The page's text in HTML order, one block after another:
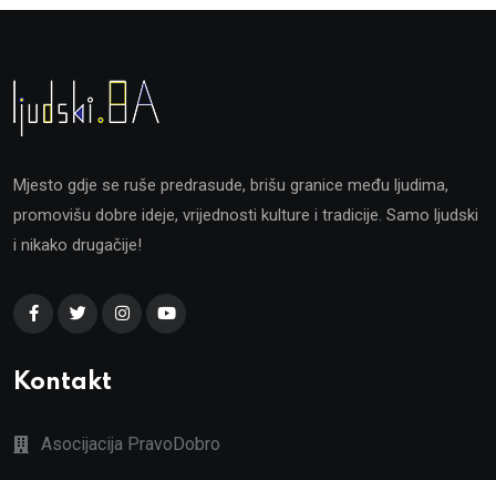
Mjesto gdje se ruše predrasude, brišu granice među ljudima,
promovišu dobre ideje, vrijednosti kulture i tradicije. Samo ljudski
i nikako drugačije!
Kontakt
Asocijacija PravoDobro